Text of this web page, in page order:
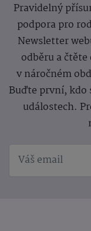
Pravidelný
podpora pro
Newsletter
odběru a
v náročném
Buďte první, kdo
událostech.